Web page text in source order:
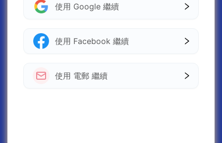
使用 Google 繼續
使用 Facebook 繼續
使用 電郵 繼續